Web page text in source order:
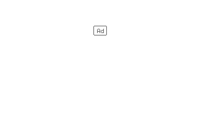
por el
del rugby de
hasta cobrar
se reúnen hoy